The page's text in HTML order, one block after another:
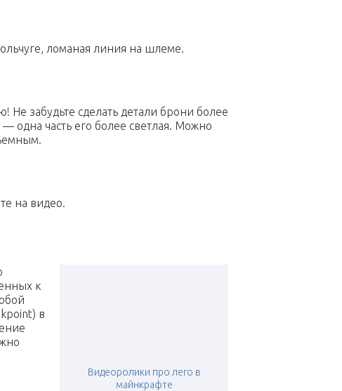
ломаная линия на шлеме.
Не забудьте сделать детали брони более
— одна часть его более светлая. Можно
на видео.
Видеоролики про лего в
майнкрафте
к
в